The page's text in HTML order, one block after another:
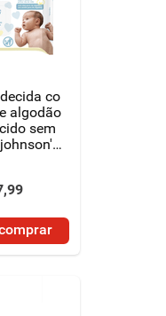
co
algodão
sem
,99